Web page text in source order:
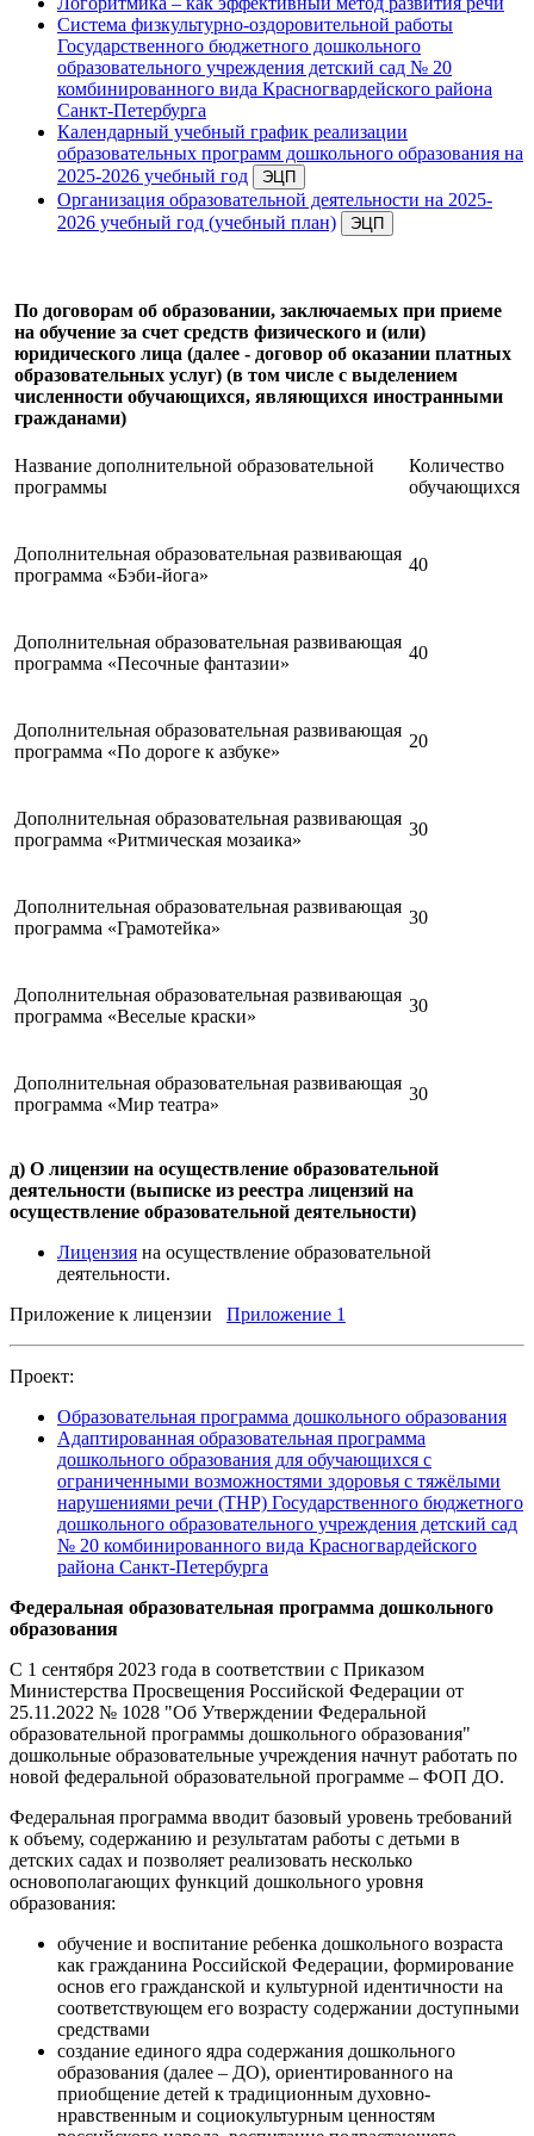
Система физкультурно-оздоровительной работы
Государственного бюджетного дошкольного
образовательного учреждения детский сад № 20
комбинированного вида Красногвардейского района
Санкт-Петербурга
Календарный учебный график реализации
образовательных программ дошкольного образования на
2025-2026 учебный год
Организация образовательной деятельности на 2025-
2026 учебный год (учебный план)
По договорам об образовании, заключаемых при приеме
на обучение за счет средств физического и (или)
юридического лица (далее - договор об оказании платных
образовательных услуг) (в том числе с выделением
численности обучающихся, являющихся иностранными
гражданами)
Название дополнительной образовательной
программы
Количество
обучающихся
Дополнительная образовательная развивающая
программа «Бэби-йога»
40
Дополнительная образовательная развивающая
программа «Песочные фантазии»
40
Дополнительная образовательная развивающая
программа «По дороге к азбуке»
20
Дополнительная образовательная развивающая
программа «Ритмическая мозаика»
30
Дополнительная образовательная развивающая
программа «Грамотейка»
30
Дополнительная образовательная развивающая
программа «Веселые краски»
30
Дополнительная образовательная развивающая
программа «Мир театра»
30
д) О лицензии на осуществление образовательной
деятельности (выписке из реестра лицензий на
осуществление образовательной деятельности)
Лицензия на осуществление образовательной
деятельности.
Приложение к лицензии Приложение 1
Проект:
Образовательная программа дошкольного образования
Адаптированная образовательная программа
дошкольного образования для обучающихся с
ограниченными возможностями здоровья с тяжёлыми
нарушениями речи (ТНР) Государственного бюджетного
дошкольного образовательного учреждения детский сад
№ 20 комбинированного вида Красногвардейского
района Санкт-Петербурга
Федеральная образовательная программа дошкольного
образования
С 1 сентября 2023 года в соответствии с Приказом
Министерства Просвещения Российской Федерации от
25.11.2022 № 1028 "Об Утверждении Федеральной
образовательной программы дошкольного образования"
дошкольные образовательные учреждения начнут работать по
новой федеральной образовательной программе – ФОП ДО.
Федеральная программа вводит базовый уровень требований
к объему, содержанию и результатам работы с детьми в
детских садах и позволяет реализовать несколько
основополагающих функций дошкольного уровня
образования:
обучение и воспитание ребенка дошкольного возраста
как гражданина Российской Федерации, формирование
основ его гражданской и культурной идентичности на
соответствующем его возрасту содержании доступными
средствами
создание единого ядра содержания дошкольного
образования (далее – ДО), ориентированного на
приобщение детей к традиционным духовно-
нравственным и социокультурным ценностям